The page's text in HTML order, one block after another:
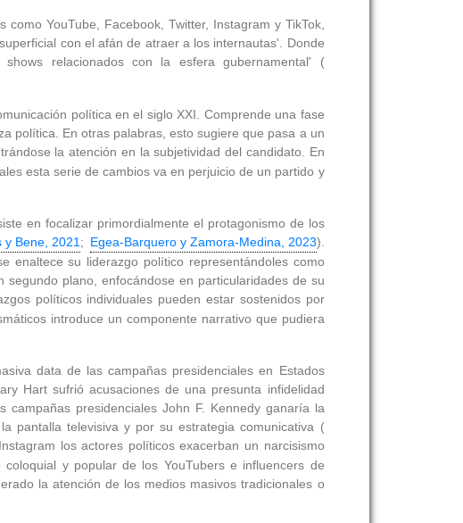
YouTube, Facebook, Twitter, Instagram y TikTok,
con el afán de atraer a los internautas'. Donde
relacionados con la esfera gubernamental' (
política en el siglo XXI. Comprende una fase
política. En otras palabras, esto sugiere que pasa a un
la atención en la subjetividad del candidato. En
esta serie de cambios va en perjuicio de un partido y
en focalizar primordialmente el protagonismo de los
y Bene, 2021; Egea-Barquero y Zamora-Medina, 2023).
enaltece su liderazgo político representándoles como
plano, enfocándose en particularidades de su
políticos individuales pueden estar sostenidos por
introduce un componente narrativo que pudiera
data de las campañas presidenciales en Estados
Hart sufrió acusaciones de una presunta infidelidad
presidenciales John F. Kennedy ganaría la
pantalla televisiva y por su estrategia comunicativa (
los actores políticos exacerban un narcisismo
y popular de los YouTubers e influencers de
la atención de los medios masivos tradicionales o